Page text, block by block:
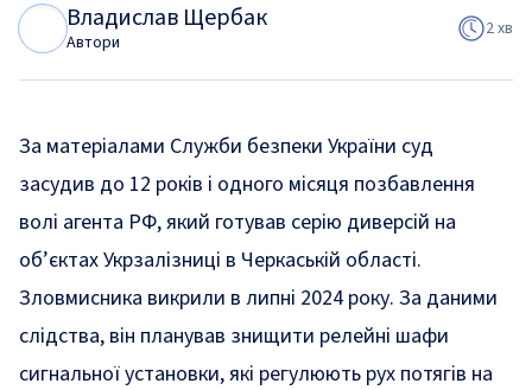
Владислав Щербак
Автори
2 хв
За матеріалами Служби безпеки України суд
засудив до 12 років і одного місяця позбавлення
волі агента РФ, який готував серію диверсій на
об’єктах Укрзалізниці в Черкаській області.
Зловмисника викрили в липні 2024 року. За даними
слідства, він планував знищити релейні шафи
сигнальної установки, які регулюють рух потягів на